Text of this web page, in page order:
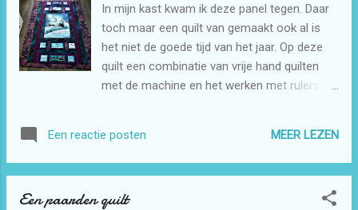
In mijn kast kwam ik deze panel tegen. Daar
toch maar een quilt van gemaakt ook al is
het niet de goede tijd van het jaar. Op deze
quilt een combinatie van vrije hand quilten
met de machine en het werken met rulers.
even meerdere foto's hiervan gemaakt dan is
het goed te zien.
Een reactie posten MEER LEZEN
Een paarden quilt